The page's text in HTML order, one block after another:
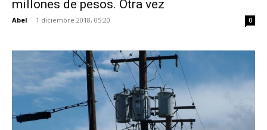
millones de pesos. Otra vez
Abel - 1 diciembre 2018, 05:20 0